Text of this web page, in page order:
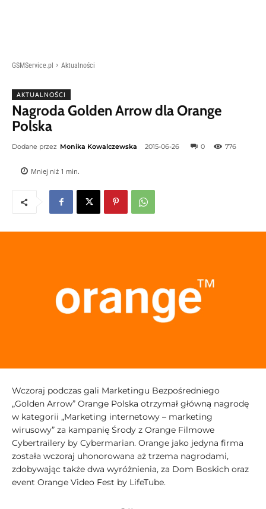
GSMService.pl Aktualności
AKTUALNOŚCI
Nagroda Golden Arrow dla Orange
Polska
Dodane przez Monika Kowalczewska 2015-06-26 0 776
Mniej niż 1 min.
Wczoraj podczas gali Marketingu Bezpośredniego
„Golden Arrow” Orange Polska otrzymał główną nagrodę
w kategorii „Marketing internetowy – marketing
wirusowy” za kampanię Środy z Orange Filmowe
Cybertrailery by Cybermarian. Orange jako jedyna firma
została wczoraj uhonorowana aż trzema nagrodami,
zdobywając także dwa wyróżnienia, za Dom Boskich oraz
event Orange Video Fest by LifeTube.